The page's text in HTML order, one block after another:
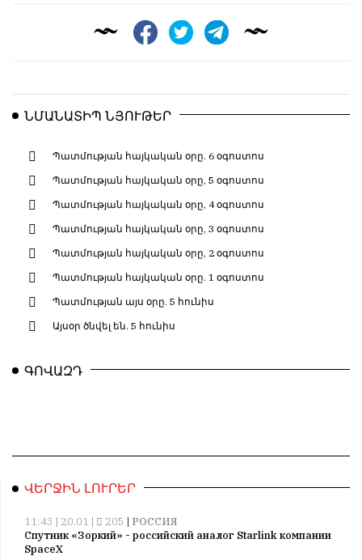
ՆՄԱՆԱՏԻՊ ՆՅՈՒԹԵՐ
Պատմության հայկական օրը. 6 օգոստոս
Պատմության հայկական օրը, 5 օգոստոս
Պատմության հայկական օրը, 4 օգոստոս
Պատմության հայկական օրը, 3 օգոստոս
Պատմության հայկական օրը, 2 օգոստոս
Պատմության հայկական օրը. 1 օգոստոս
Պատմության այս օրը. 5 հունիս
Այսօր ծնվել են. 5 հունիս
ԳՈՎԱԶԴ
ՎԵՐՋԻՆ ԼՈՒՐԵՐ
11:43 | 20.01 | 205 | РОССИЯ
Спутник «Зоркий» - российский аналог Starlink компании
SpaceX